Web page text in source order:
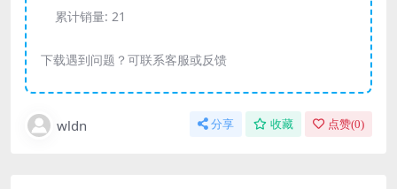
累计销量: 21
下载遇到问题？可联系客服或反馈
wldn 分享 收藏 点赞(0)